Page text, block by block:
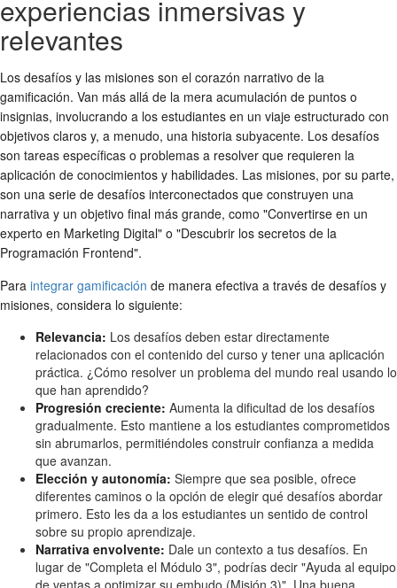
experiencias inmersivas y
relevantes
Los desafíos y las misiones son el corazón narrativo de la
gamificación. Van más allá de la mera acumulación de puntos o
insignias, involucrando a los estudiantes en un viaje estructurado con
objetivos claros y, a menudo, una historia subyacente. Los desafíos
son tareas específicas o problemas a resolver que requieren la
aplicación de conocimientos y habilidades. Las misiones, por su parte,
son una serie de desafíos interconectados que construyen una
narrativa y un objetivo final más grande, como "Convertirse en un
experto en Marketing Digital" o "Descubrir los secretos de la
Programación Frontend".
Para integrar gamificación de manera efectiva a través de desafíos y
misiones, considera lo siguiente:
Relevancia: Los desafíos deben estar directamente
relacionados con el contenido del curso y tener una aplicación
práctica. ¿Cómo resolver un problema del mundo real usando lo
que han aprendido?
Progresión creciente: Aumenta la dificultad de los desafíos
gradualmente. Esto mantiene a los estudiantes comprometidos
sin abrumarlos, permitiéndoles construir confianza a medida
que avanzan.
Elección y autonomía: Siempre que sea posible, ofrece
diferentes caminos o la opción de elegir qué desafíos abordar
primero. Esto les da a los estudiantes un sentido de control
sobre su propio aprendizaje.
Narrativa envolvente: Dale un contexto a tus desafíos. En
lugar de "Completa el Módulo 3", podrías decir "Ayuda al equipo